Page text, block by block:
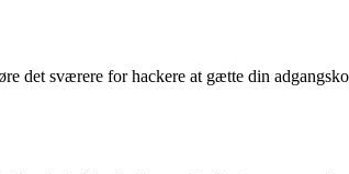
det sværere for hackere at gætte din